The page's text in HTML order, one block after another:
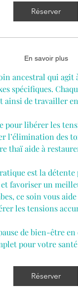
Réserver
En savoir plus
ancestral qui agit
spécifiques.
ainsi de travailler
pour libérer les
l’élimination des
thaï aide à
est la
favoriser un
ce soin vous
les tensions
de bien-être
pour votre
Réserver